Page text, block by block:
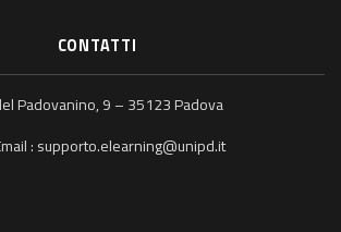
CONTATTI
Padovanino, 9 – 35123 Padova
: supporto.elearning@unipd.it